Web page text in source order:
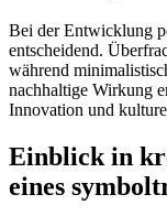
Bei der Entwicklung
entscheidend.
während
nachhaltige Wirkung
Innovation und
Einblick in
eines